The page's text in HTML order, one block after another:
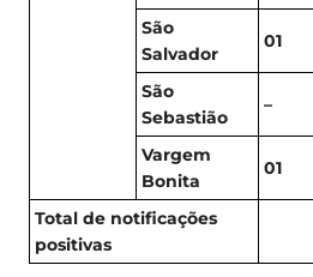
São
Salvador
01
São
Sebastião
–
Vargem
Bonita
01
Total de notificações
positivas